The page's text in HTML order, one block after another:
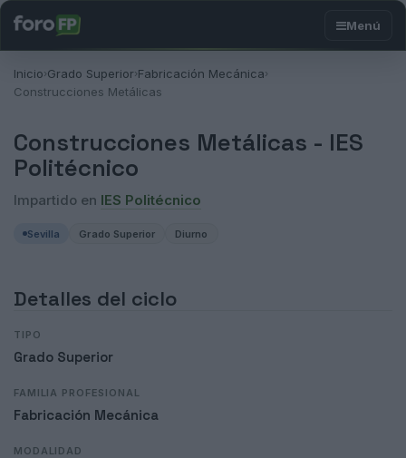
Inicio›Grado Superior›Fabricación Mecánica›
Construcciones Metálicas
Construcciones Metálicas - IES
Politécnico
Impartido en IES Politécnico
Sevilla Grado Superior Diurno
Detalles del ciclo
TIPO
Grado Superior
FAMILIA PROFESIONAL
Fabricación Mecánica
MODALIDAD